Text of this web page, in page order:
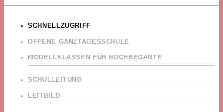
SCHNELLZUGRIFF
OFFENE GANZTAGESSCHULE
MODELLKLASSEN FÜR HOCHBEGABTE
SCHULLEITUNG
LEITBILD